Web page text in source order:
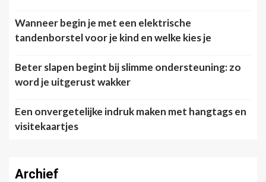
Wanneer begin je met een elektrische
tandenborstel voor je kind en welke kies je
Beter slapen begint bij slimme ondersteuning: zo
word je uitgerust wakker
Een onvergetelijke indruk maken met hangtags en
visitekaartjes
Archief